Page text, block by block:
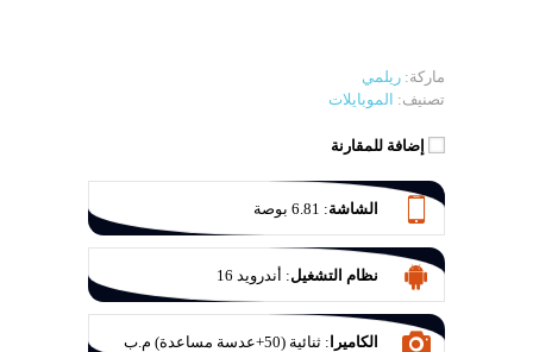
ماركة: ريلمي
تصنيف: الموبايلات
إضافة للمقارنة
الشاشة: 6.81 بوصة
نظام التشغيل: أندرويد 16
الكاميرا : ثنائية (50+عدسة مساعدة) م.ب